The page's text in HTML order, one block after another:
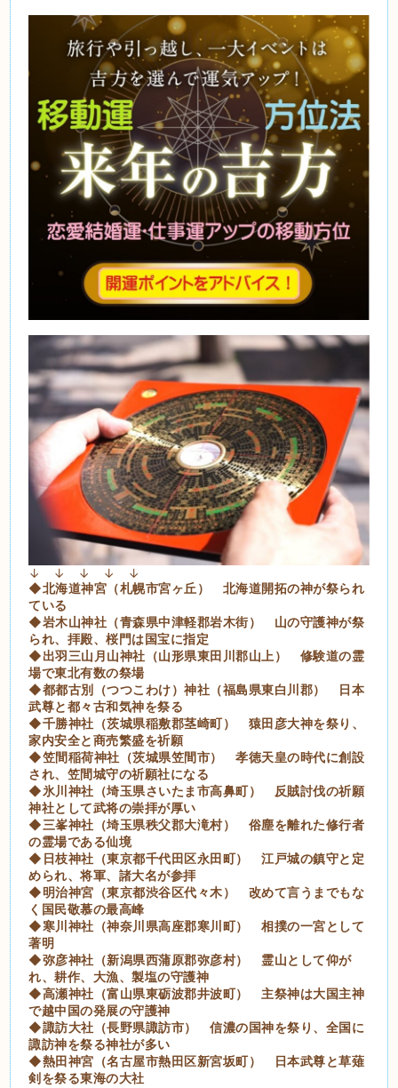
↓ ↓ ↓ ↓ ↓
◆北海道神宮（札幌市宮ヶ丘） 北海道開拓の神が祭られ
ている
◆岩木山神社（青森県中津軽郡岩木街） 山の守護神が祭
られ、拝殿、桜門は国宝に指定
◆出羽三山月山神社（山形県東田川郡山上） 修験道の霊
場で東北有数の祭場
◆都都古別（つつこわけ）神社（福島県東白川郡） 日本
武尊と都々古和気神を祭る
◆千勝神社（茨城県稲敷郡茎崎町） 猿田彦大神を祭り、
家内安全と商売繁盛を祈願
◆笠間稲荷神社（茨城県笠間市） 孝徳天皇の時代に創設
され、笠間城守の祈願社になる
◆氷川神社（埼玉県さいたま市高鼻町） 反賊討伐の祈願
神社として武将の崇拝が厚い
◆三峯神社（埼玉県秩父郡大滝村） 俗塵を離れた修行者
の霊場である仙境
◆日枝神社（東京都千代田区永田町） 江戸城の鎮守と定
められ、将軍、諸大名が参拝
◆明治神宮（東京都渋谷区代々木） 改めて言うまでもな
く国民敬慕の最高峰
◆寒川神社（神奈川県高座郡寒川町） 相撲の一宮として
著明
◆弥彦神社（新潟県西蒲原郡弥彦村） 霊山として仰が
れ、耕作、大漁、製塩の守護神
◆高瀬神社（富山県東砺波郡井波町） 主祭神は大国主神
で越中国の発展の守護神
◆諏訪大社（長野県諏訪市） 信濃の国神を祭り、全国に
諏訪神を祭る神社が多い
◆熱田神宮（名古屋市熱田区新宮坂町） 日本武尊と草薙
剣を祭る東海の大社